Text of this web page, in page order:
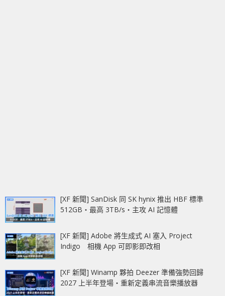
[XF 新聞] SanDisk 同 SK hynix 推出 HBF 標準
512GB‧最高 3TB/s‧主攻 AI 記憶體
[XF 新聞] Adobe 將生成式 AI 塞入 Project
Indigo 相機 App 可即影即改相
[XF 新聞] Winamp 夥拍 Deezer 準備強勢回歸
2027 上半年登場‧重新定義串流音樂播放器